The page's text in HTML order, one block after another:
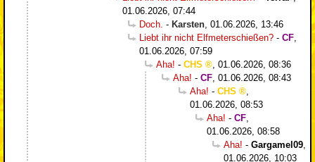
01.06.2026, 07:44
Doch. - Karsten 01.06.2026, 13:46
Liebt ihr nicht Elfmeterschießen? - CF
01.06.2026, 07:59
Aha! - CHS
01.06.2026, 08:36
Aha! - CF 01.06.2026, 08:43
Aha! - CHS
01.06.2026, 08:53
Aha! - CF
01.06.2026, 08:58
Aha! - Gargamel09
01.06.2026, 10:03